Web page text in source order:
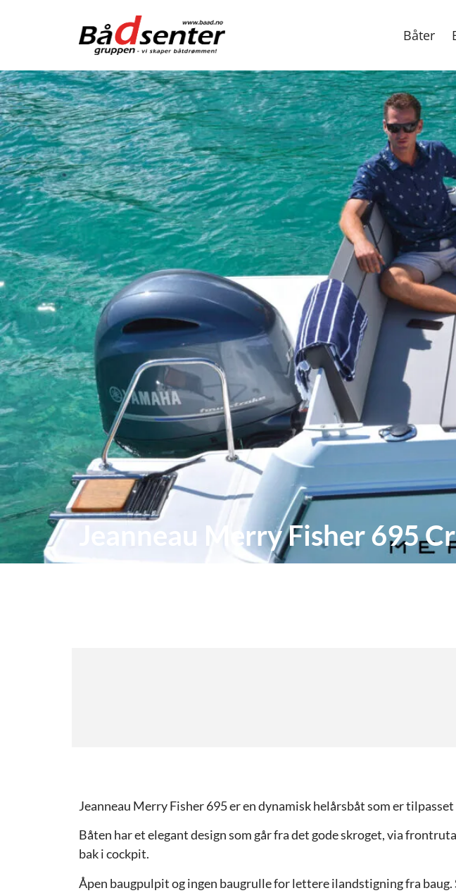
Båter
Jeanneau Merry Fisher 695
Jeanneau Merry Fisher 695 er en dynamisk helårsbåt som er
Båten har et elegant design som går fra det gode skroget, via
bak i cockpit.
Åpen baugpulpit og ingen baugrulle for lettere ilandstigning fra baug.